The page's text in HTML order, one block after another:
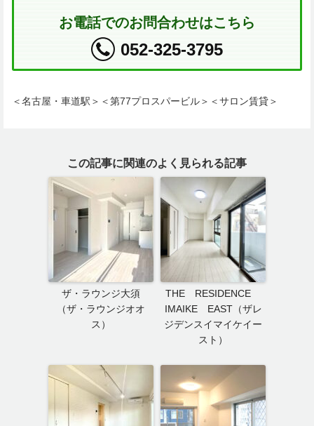
お電話でのお問合わせはこちら
052-325-3795
＜名古屋・車道駅＞＜第77プロスパービル＞＜サロン賃貸＞
この記事に関連のよく見られる記事
ザ・ラウンジ大須
（ザ・ラウンジオオ
ス）
THE RESIDENCE
IMAIKE EAST（ザレ
ジデンスイマイケイー
スト）